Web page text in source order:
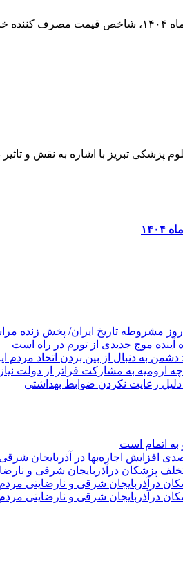
است...
تبریز با اشاره به نقش و
مشروطه تاریخ ایران/ پخش زنده
آینده موج جدیدی از تورم در راه است
دشمن به دنبال از بین بردن اتحاد مردم
ارومیه به مشارکت فراتر از دولت
اتمام است
پزشکان درآذربایجان شرقی و
درآذربایجان شرقی و نارضایتی مردم
درآذربایجان شرقی و نارضایتی مردم